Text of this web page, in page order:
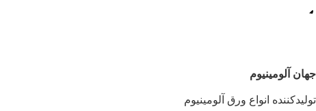
جهان آلومینیوم
تولیدکننده انواع ورق آلومینیوم